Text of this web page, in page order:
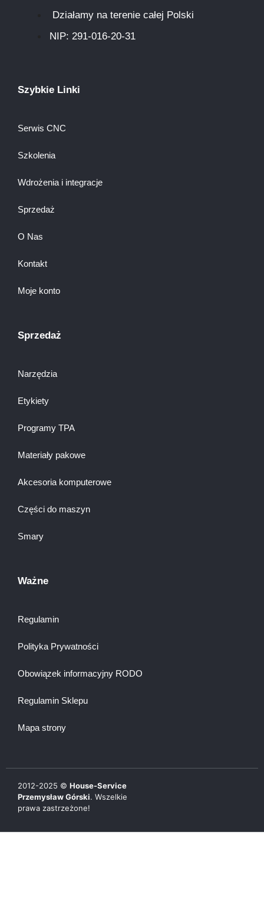
Działamy na terenie całej Polski
NIP: 291-016-20-31​
Szybkie Linki
Serwis CNC
Szkolenia
Wdrożenia i integracje
Sprzedaż
O Nas
Kontakt
Moje konto
Sprzedaż
Narzędzia
Etykiety
Programy TPA
Materiały pakowe
Akcesoria komputerowe
Części do maszyn
Smary
Ważne
Regulamin
Polityka Prywatności
Obowiązek informacyjny RODO
Regulamin Sklepu
Mapa strony
2012-2025 © House-Service
Przemysław Górski. Wszelkie
prawa zastrzeżone!